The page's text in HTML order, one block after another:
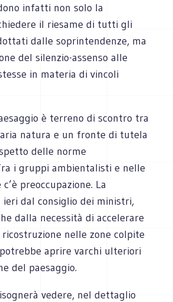
infatti non solo la
il riesame di tutti gli
dalle soprintendenze, ma
del silenzio-assenso alle
in materia di vincoli
è terreno di scontro tra
natura e un fronte di tutela
delle norme
i gruppi ambientalisti e nelle
preoccupazione. La
ieri dal consiglio dei ministri,
dalla necessità di accelerare
nelle zone colpite
aprire varchi ulteriori
del paesaggio.
vedere, nel dettaglio